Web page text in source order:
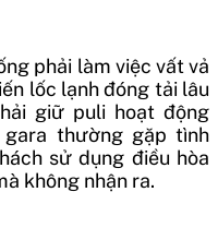
phải làm việc vất vả
lốc lạnh đóng tải lâu
giữ puli hoạt động
gara thường gặp tình
sử dụng điều hòa
không nhận ra.